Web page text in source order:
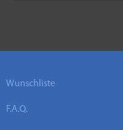
Wunschliste
F.A.Q.